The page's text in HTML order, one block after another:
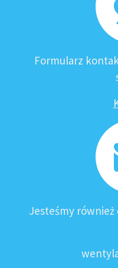
Formularz
Jesteśmy